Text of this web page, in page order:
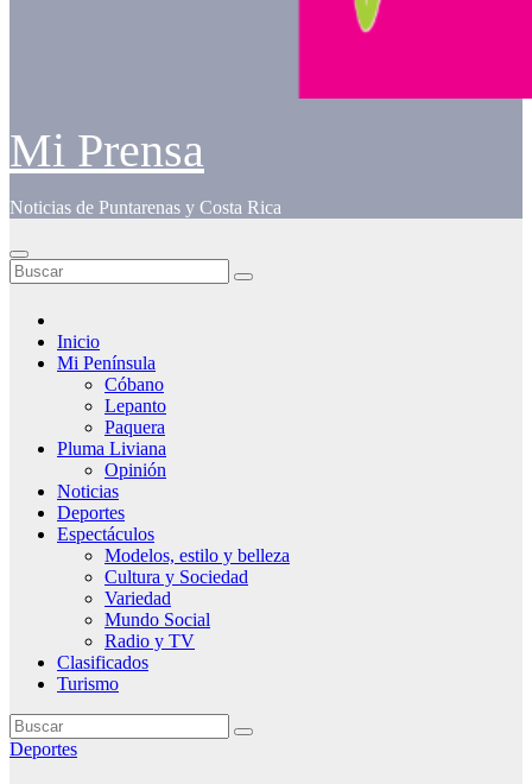
Mi Prensa
Noticias de Puntarenas y Costa Rica
Inicio
Mi Península
Cóbano
Lepanto
Paquera
Pluma Liviana
Opinión
Noticias
Deportes
Espectáculos
Modelos, estilo y belleza
Cultura y Sociedad
Variedad
Mundo Social
Radio y TV
Clasificados
Turismo
Deportes